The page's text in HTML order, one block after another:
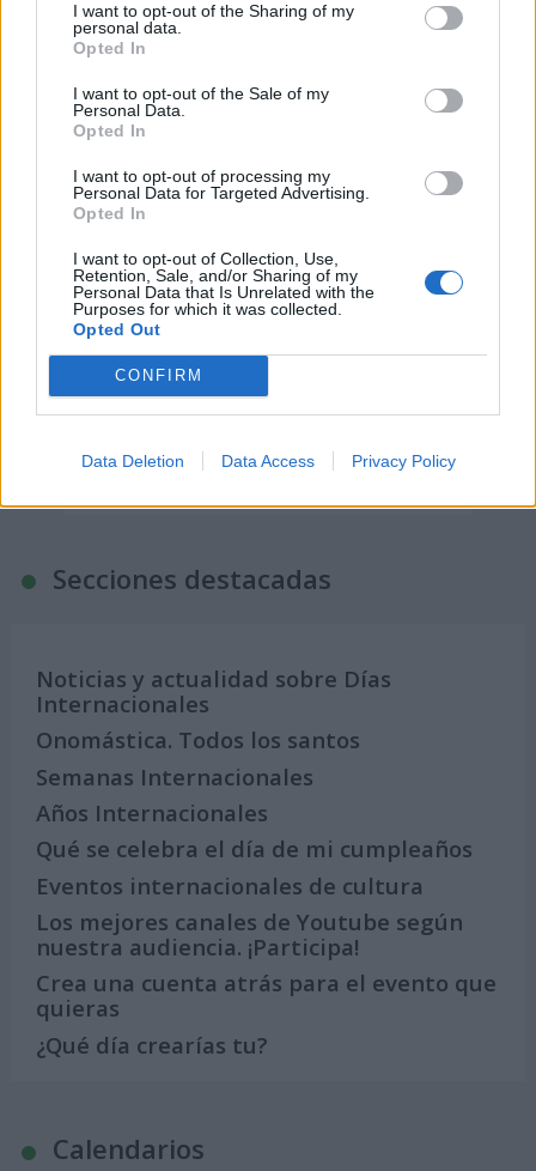
I want to opt-out of the Sharing of my
personal data.
Opted In
I want to opt-out of the Sale of my
Personal Data.
Opted In
I want to opt-out of processing my
Personal Data for Targeted Advertising.
Opted In
I want to opt-out of Collection, Use,
Retention, Sale, and/or Sharing of my
Personal Data that Is Unrelated with the
Purposes for which it was collected.
Opted Out
CONFIRM
Data Deletion Data Access Privacy Policy
Día Mundial de los Faros
7 de agosto de 2026
Secciones destacadas
Noticias y actualidad sobre Días
Internacionales
Onomástica. Todos los santos
Semanas Internacionales
Años Internacionales
Qué se celebra el día de mi cumpleaños
Eventos internacionales de cultura
Los mejores canales de Youtube según
nuestra audiencia. ¡Participa!
Crea una cuenta atrás para el evento que
quieras
¿Qué día crearías tu?
Calendarios